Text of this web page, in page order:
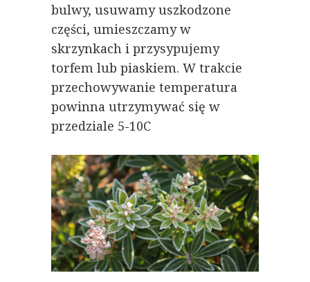
bulwy, usuwamy uszkodzone
części, umieszczamy w
skrzynkach i przysypujemy
torfem lub piaskiem. W trakcie
przechowywanie temperatura
powinna utrzymywać się w
przedziale 5-10C